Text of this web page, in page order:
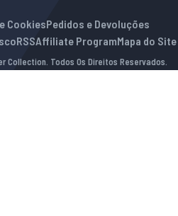
CookiesPedidos e Devoluções
RSSAffiliate ProgramMapa do Site
Todos Os Direitos Reservados.